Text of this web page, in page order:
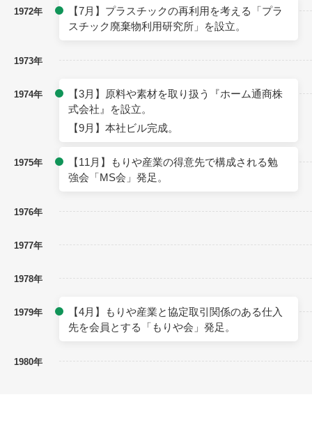
1972年
【7月】プラスチックの再利用を考える「プラ
スチック廃棄物利用研究所」を設立。
1973年
1974年
【3月】原料や素材を取り扱う『ホーム通商株
式会社』を設立。
【9月】本社ビル完成。
1975年
【11月】もりや産業の得意先で構成される勉
強会「MS会」発足。
1976年
1977年
1978年
1979年
【4月】もりや産業と協定取引関係のある仕入
先を会員とする「もりや会」発足。
1980年